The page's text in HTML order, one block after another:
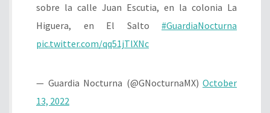
sobre la calle Juan Escutia, en la colonia La
Higuera, en El Salto #GuardiaNocturna
pic.twitter.com/qq51jTlXNc
— Guardia Nocturna (@GNocturnaMX) October
13, 2022